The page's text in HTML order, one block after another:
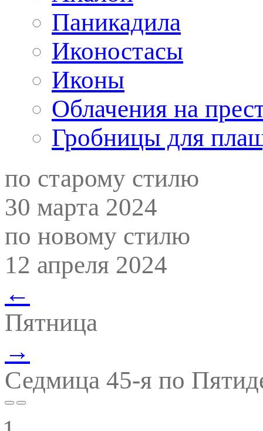
Паникадила
Иконостасы
Иконы
Облачения на
Гробницы для
по старому стилю
30 марта 2024
по новому стилю
12 апреля 2024
←
Пятница
→
Седмица 45-я по